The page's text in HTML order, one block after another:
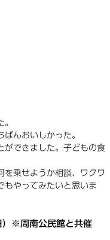
んおいしかった。
ができました。子どもの食
を乗せようか相談、ワクワ
もやってみたいと思いま
）※周南公民館と共催